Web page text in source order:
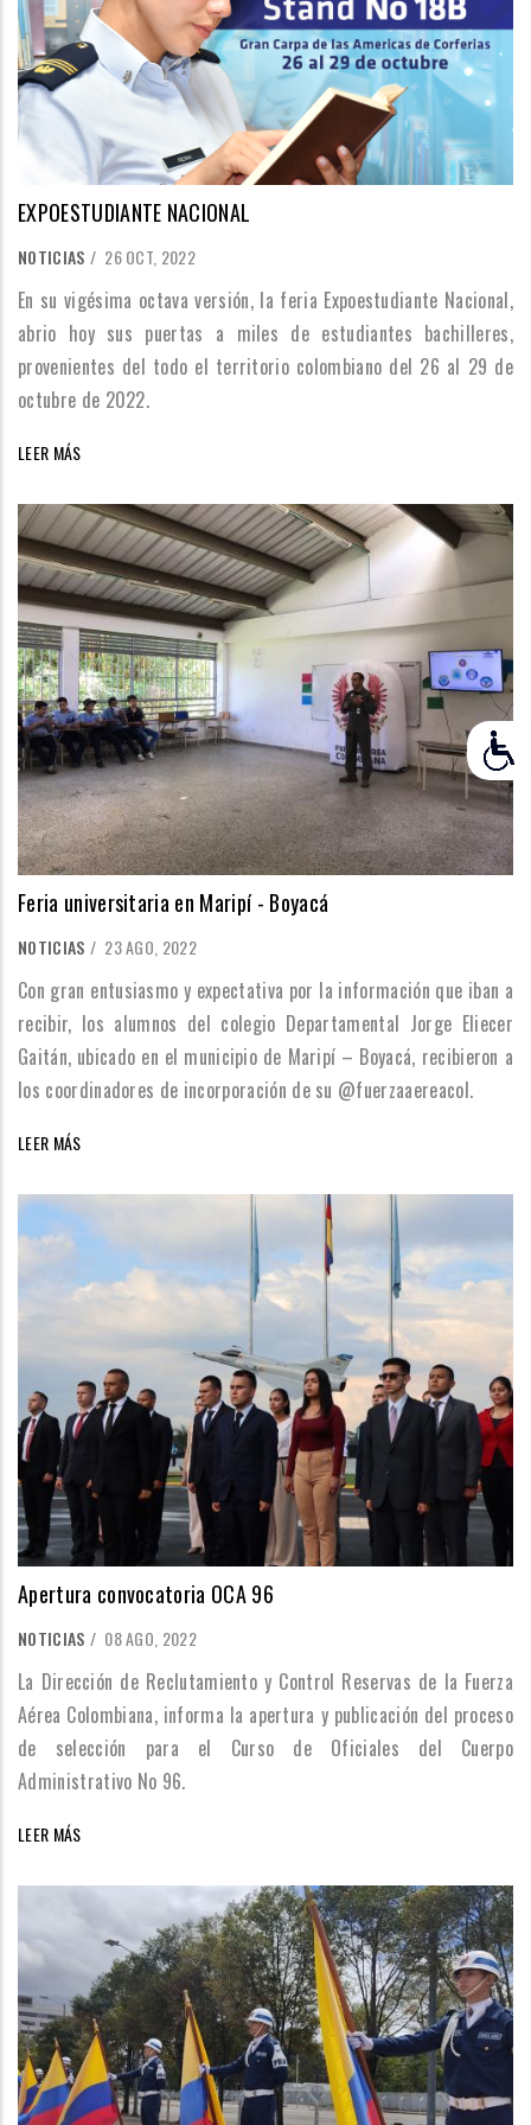
EXPOESTUDIANTE NACIONAL
NOTICIAS / 26 OCT, 2022
En su vigésima octava versión, la feria Expoestudiante Nacional,
abrio hoy sus puertas a miles de estudiantes bachilleres,
provenientes del todo el territorio colombiano del 26 al 29 de
octubre de 2022.
LEER MÁS
Feria universitaria en Maripí - Boyacá
NOTICIAS / 23 AGO, 2022
Con gran entusiasmo y expectativa por la información que iban a
recibir, los alumnos del colegio Departamental Jorge Eliecer
Gaitán, ubicado en el municipio de Maripí – Boyacá, recibieron a
los coordinadores de incorporación de su @fuerzaaereacol.
LEER MÁS
Apertura convocatoria OCA 96
NOTICIAS / 08 AGO, 2022
La Dirección de Reclutamiento y Control Reservas de la Fuerza
Aérea Colombiana, informa la apertura y publicación del proceso
de selección para el Curso de Oficiales del Cuerpo
Administrativo No 96.
LEER MÁS